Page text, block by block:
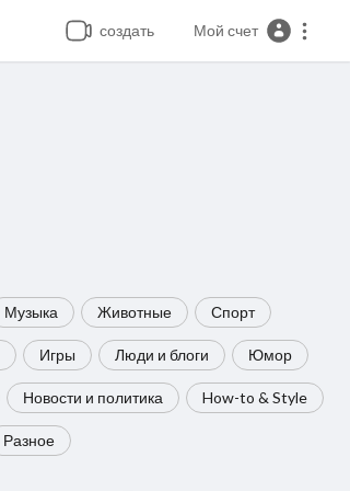
создать Мой счет
Музыка Животные Спорт
Игры Люди и блоги Юмор
Новости и политика How-to & Style
Разное